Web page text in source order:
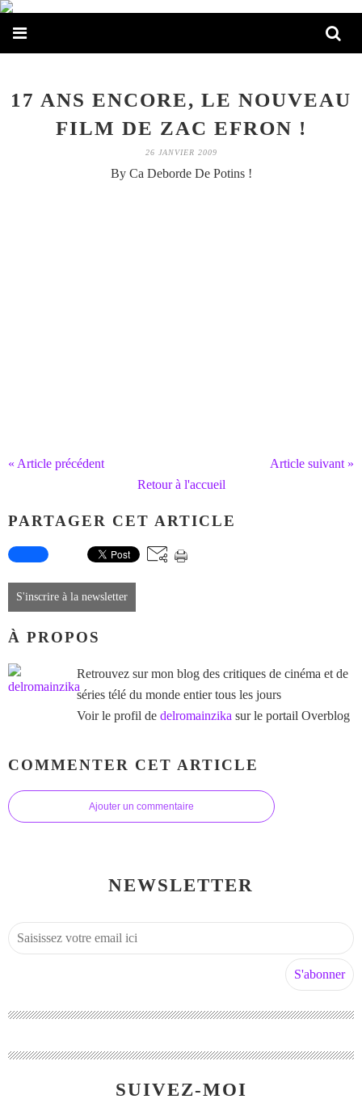
17 ANS ENCORE, LE NOUVEAU
FILM DE ZAC EFRON !
26 JANVIER 2009
By Ca Deborde De Potins !
« Article précédent
Article suivant »
Retour à l'accueil
PARTAGER CET ARTICLE
S'inscrire à la newsletter
À PROPOS
Retrouvez sur mon blog des critiques de cinéma et de
séries télé du monde entier tous les jours
Voir le profil de delromainzika sur le portail Overblog
COMMENTER CET ARTICLE
Ajouter un commentaire
NEWSLETTER
SUIVEZ-MOI